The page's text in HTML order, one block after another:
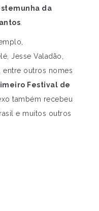
da
Jesse Valadão,
entre outros nomes
Festival de
também recebeu
e muitos outros